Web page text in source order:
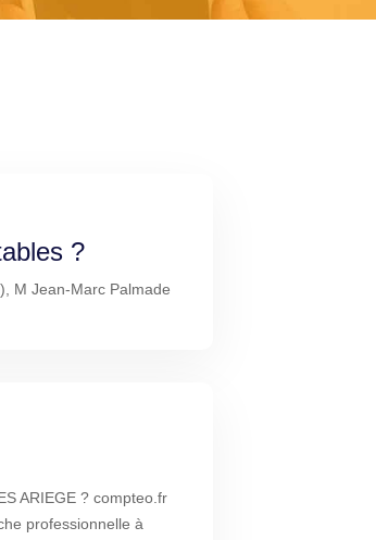
?
M Jean-Marc Palmade
ARIEGE ? compteo.fr
professionnelle à